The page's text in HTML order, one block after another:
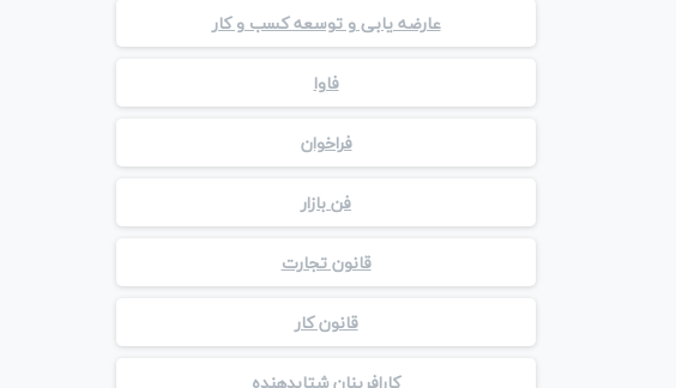
عارضه یابی و توسعه کسب و کار
فاوا
فراخوان
فن بازار
قانون تجارت
قانون کار